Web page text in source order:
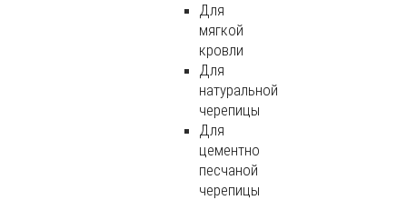
Для
мягкой
кровли
Для
натуральной
черепицы
Для
цементно
песчаной
черепицы